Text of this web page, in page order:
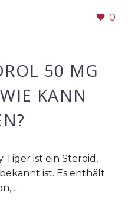
0
50 MG
KANN
Tiger ist ein Steroid,
ist. Es enthält